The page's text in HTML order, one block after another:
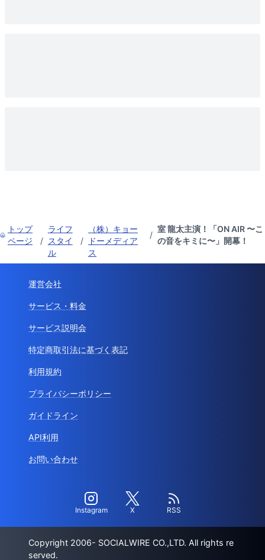
トップ
ページ
/
ライフ
スタイ
ル
/
（株）キョー
ドーメディア
ス
/
室 龍太主演！「ON AIR 〜こ
の音をキミに〜」開幕！
運営会社
サービス・料金
サービス説明会
特定商取引法に基づく表記
利用規約
プライバシーポリシー
ガイドライン
API利用
お問い合わせ
Instagram X RSS
Copyright 2006- SOCIALWIRE CO.,LTD. All rights re
served.